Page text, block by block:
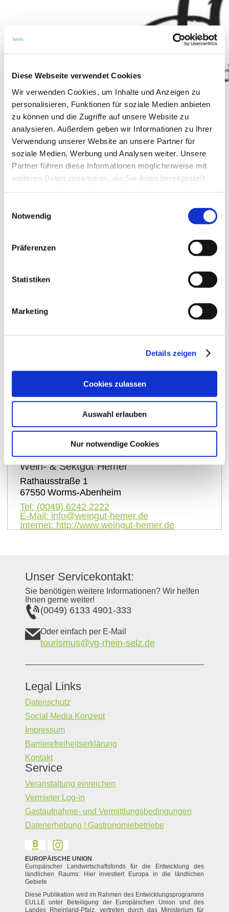
Diese Webseite verwendet Cookies
Wir verwenden Cookies, um Inhalte und Anzeigen zu
personalisieren, Funktionen für soziale Medien anbieten
zu können und die Zugriffe auf unsere Website zu
analysieren. Außerdem geben wir Informationen zu Ihrer
Verwendung unserer Website an unsere Partner für
soziale Medien, Werbung und Analysen weiter. Unsere
Partner führen diese Informationen möglicherweise mit
weiteren Daten zusammen, die Sie ihnen bereitgestellt
Notwendig
Präferenzen
Statistiken
Marketing
Details zeigen
Cookies zulassen
Auswahl erlauben
Nur notwendige Cookies
Kontakt
Kontaktinformationen:
Wein- & Sektgut Hemer
Rathausstraße 1
67550 Worms-Abenheim
Tel: (0049) 6242 2222
E-Mail: info@weingut-hemer.de
Internet: http://www.weingut-hemer.de
Unser Servicekontakt:
Sie benötigen weitere Informationen? Wir helfen
Ihnen gerne weiter!
(0049) 6133 4901-333
Oder einfach per E-Mail
tourismus@vg-rhein-selz.de
Legal Links
Datenschutz
Social Media Konzept
Impressum
Barrierefreiheitserklärung
Kontakt
Service
Veranstaltung einreichen
Vermieter Log-in
Gastaufnahme- und Vermittlungsbedingungen
Datenerhebung | Gastronomiebetriebe
EUROPÄISCHE UNION
Europäischer Landwirtschaftsfonds für die Entwicklung des
ländlichen Raums: Hier investiert Europa in die ländlichen
Gebiete
Diese Publikation wird im Rahmen des Entwicklungsprogramms
EULLE unter Beteiligung der Europäischen Union und des
Landes Rheinland-Pfalz, vertreten durch das Ministerium für